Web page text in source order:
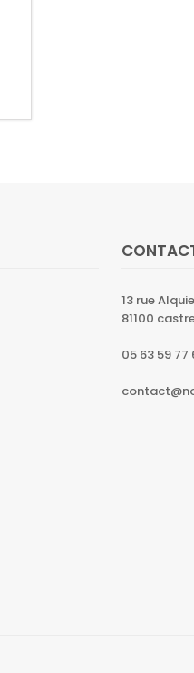
13 rue
81100
05 63 59 77